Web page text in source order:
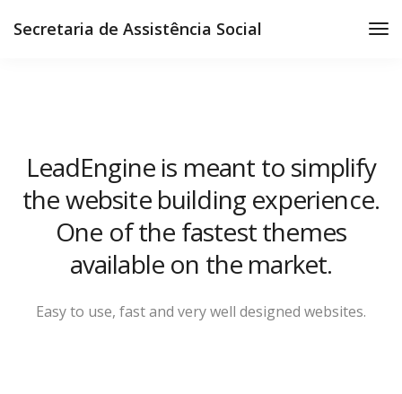
Secretaria de Assistência Social
LeadEngine is meant to simplify
the website building experience.
One of the fastest themes
available on the market.
Easy to use, fast and very well designed websites.